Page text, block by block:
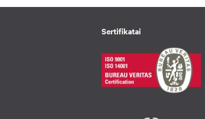
Sertifikatai